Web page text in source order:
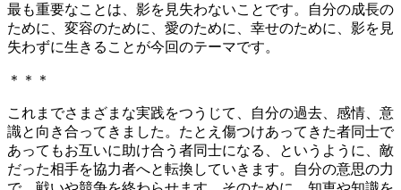
最も重要なことは、影を見失わないことです。自分の成長の
ために、変容のために、愛のために、幸せのために、影を見
失わずに生きることが今回のテーマです。
＊＊＊
これまでさまざまな実践をつうじて、自分の過去、感情、意
識と向き合ってきました。たとえ傷つけあってきた者同士で
あってもお互いに助け合う者同士になる、というように、敵
だった相手を協力者へと転換していきます。自分の意思の力